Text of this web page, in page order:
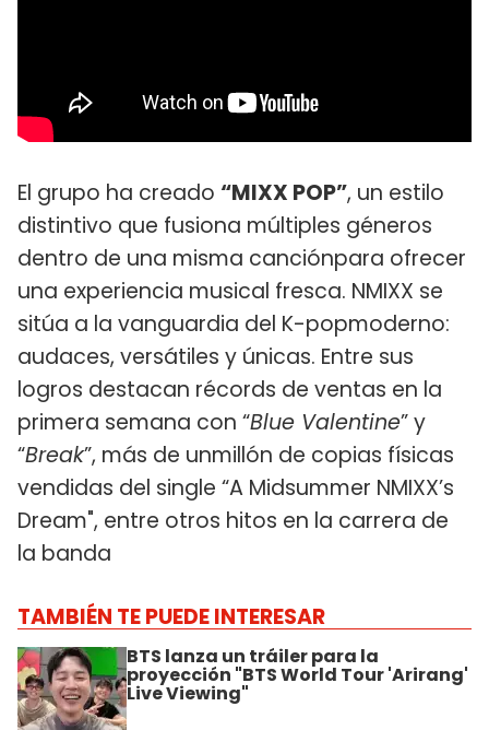
El grupo ha creado “MIXX POP”, un estilo
distintivo que fusiona múltiples géneros
dentro de una misma canciónpara ofrecer
una experiencia musical fresca. NMIXX se
sitúa a la vanguardia del K-popmoderno:
audaces, versátiles y únicas. Entre sus
logros destacan récords de ventas en la
primera semana con “Blue Valentine” y
“Break”, más de unmillón de copias físicas
vendidas del single “A Midsummer NMIXX’s
Dream", entre otros hitos en la carrera de
la banda
TAMBIÉN TE PUEDE INTERESAR
BTS lanza un tráiler para la
proyección "BTS World Tour 'Arirang'
Live Viewing"